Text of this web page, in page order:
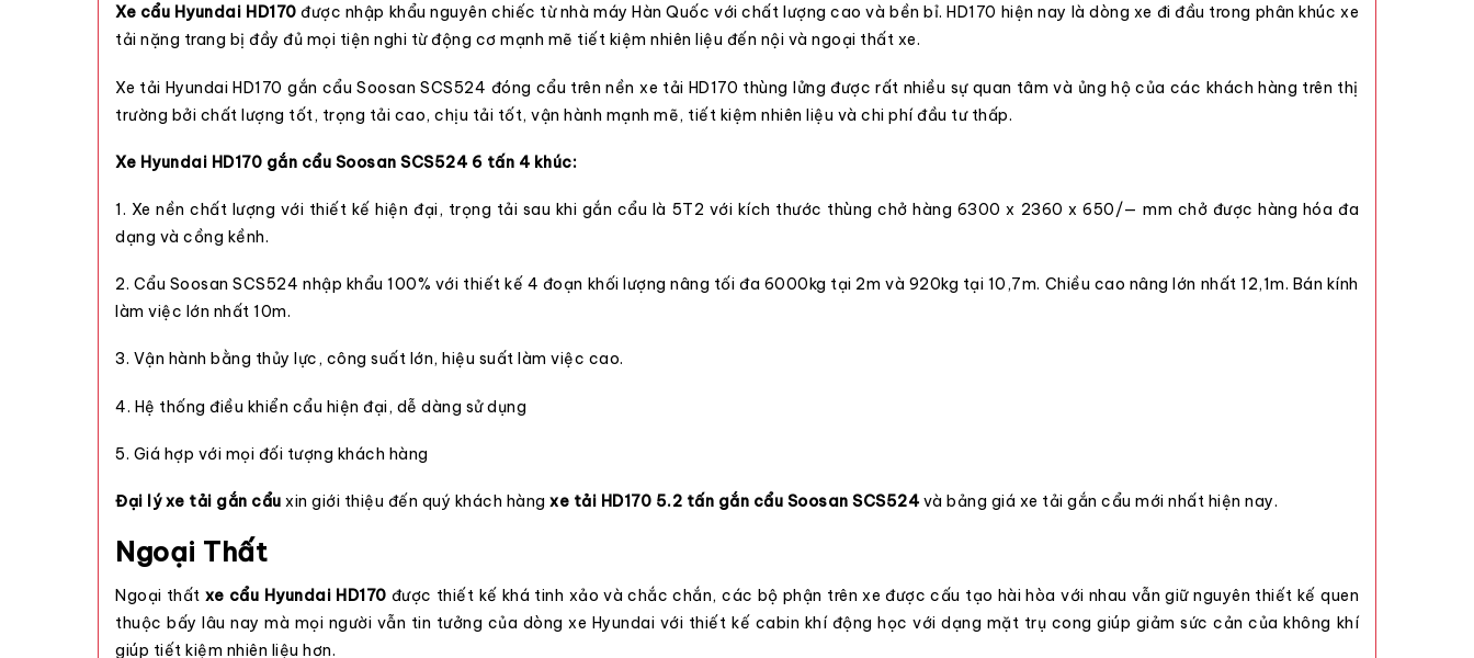
Xe cẩu Hyundai HD170 được nhập khẩu nguyên chiếc từ nhà máy Hàn Quốc với chất lượng cao và bền bỉ. HD170 hiện nay là dòng xe đi đầu trong phân khúc xe
tải nặng trang bị đầy đủ mọi tiện nghi từ động cơ mạnh mẽ tiết kiệm nhiên liệu đến nội và ngoại thất xe.
Xe tải Hyundai HD170 gắn cẩu Soosan SCS524 đóng cẩu trên nền xe tải HD170 thùng lửng được rất nhiều sự quan tâm và ủng hộ của các khách hàng trên thị
trường bởi chất lượng tốt, trọng tải cao, chịu tải tốt, vận hành mạnh mẽ, tiết kiệm nhiên liệu và chi phí đầu tư thấp.
Xe Hyundai HD170 gắn cẩu Soosan SCS524 6 tấn 4 khúc:
1. Xe nền chất lượng với thiết kế hiện đại, trọng tải sau khi gắn cẩu là 5T2 với kích thước thùng chở hàng 6300 x 2360 x 650/— mm chở được hàng hóa đa
dạng và cồng kềnh.
2. Cẩu Soosan SCS524 nhập khẩu 100% với thiết kế 4 đoạn khối lượng nâng tối đa 6000kg tại 2m và 920kg tại 10,7m. Chiều cao nâng lớn nhất 12,1m. Bán kính
làm việc lớn nhất 10m.
3. Vận hành bằng thủy lực, công suất lớn, hiệu suất làm việc cao.
4. Hệ thống điều khiển cẩu hiện đại, dễ dàng sử dụng
5. Giá hợp với mọi đối tượng khách hàng
Đại lý xe tải gắn cẩu xin giới thiệu đến quý khách hàng xe tải HD170 5.2 tấn gắn cẩu Soosan SCS524 và bảng giá xe tải gắn cẩu mới nhất hiện nay.
Ngoại Thất
Ngoại thất xe cẩu Hyundai HD170 được thiết kế khá tinh xảo và chắc chắn, các bộ phận trên xe được cấu tạo hài hòa với nhau vẫn giữ nguyên thiết kế quen
thuộc bấy lâu nay mà mọi người vẫn tin tưởng của dòng xe Hyundai với thiết kế cabin khí động học với dạng mặt trụ cong giúp giảm sức cản của không khí
giúp tiết kiệm nhiên liệu hơn.